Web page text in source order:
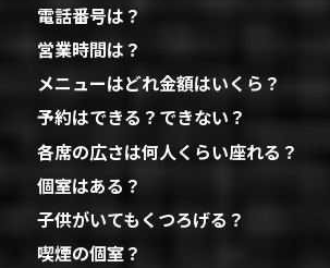
電話番号は？
営業時間は？
メニューはどれ金額はいくら？
予約はできる？できない？
各席の広さは何人くらい座れる？
個室はある？
子供がいてもくつろげる？
喫煙の個室？